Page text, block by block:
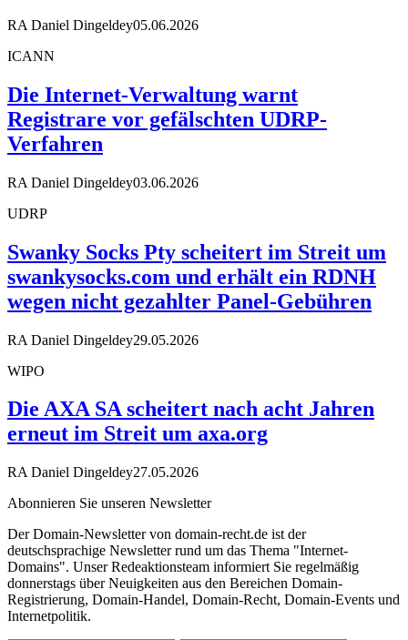
RA Daniel Dingeldey05.06.2026
ICANN
Die Internet-Verwaltung warnt
Registrare vor gefälschten UDRP-
Verfahren
RA Daniel Dingeldey03.06.2026
UDRP
Swanky Socks Pty scheitert im Streit um
swankysocks.com und erhält ein RDNH
wegen nicht gezahlter Panel-Gebühren
RA Daniel Dingeldey29.05.2026
WIPO
Die AXA SA scheitert nach acht Jahren
erneut im Streit um axa.org
RA Daniel Dingeldey27.05.2026
Abonnieren Sie unseren Newsletter
Der Domain-Newsletter von domain-recht.de ist der
deutschsprachige Newsletter rund um das Thema "Internet-
Domains". Unser Redeaktionsteam informiert Sie regelmäßig
donnerstags über Neuigkeiten aus den Bereichen Domain-
Registrierung, Domain-Handel, Domain-Recht, Domain-Events und
Internetpolitik.